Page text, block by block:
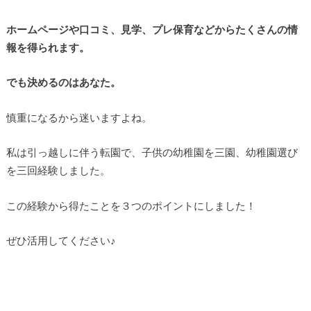
ホームページや口コミ、見学、プレ保育などからたくさんの情
報を得られます。
でも決めるのはあなた。
慎重になるから迷いますよね。
私は引っ越しに伴う転園で、子供の幼稚園を三園、幼稚園選び
を三回経験しました。
この経験から得たことを３つのポイントにしました！
ぜひ活用してください♪